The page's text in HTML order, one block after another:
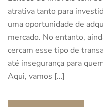
atrativa tanto para
uma oportunidade de
mercado. No entanto,
cercam esse tipo de
até insegurança para
Aqui, vamos […]